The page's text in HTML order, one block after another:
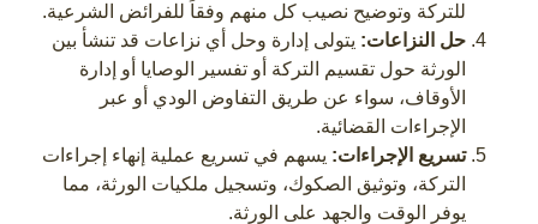
للتركة وتوضيح نصيب كل منهم وفقاً للفرائض الشرعية.
حل النزاعات: يتولى إدارة وحل أي نزاعات قد تنشأ بين
الورثة حول تقسيم التركة أو تفسير الوصايا أو إدارة
الأوقاف، سواء عن طريق التفاوض الودي أو عبر
الإجراءات القضائية.
تسريع الإجراءات: يسهم في تسريع عملية إنهاء إجراءات
التركة، وتوثيق الصكوك، وتسجيل ملكيات الورثة، مما
يوفر الوقت والجهد على الورثة.